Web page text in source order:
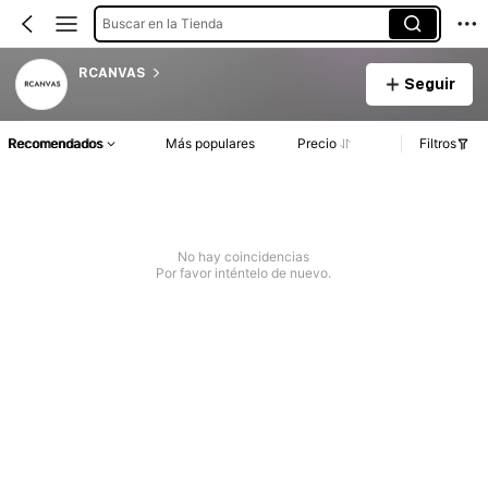
Buscar en la Tienda
RCANVAS
Seguir
Recomendados Más populares Precio Filtros
No hay coincidencias
Por favor inténtelo de nuevo.